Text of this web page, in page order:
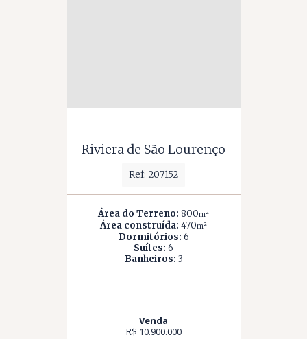
Riviera de São Lourenço
Ref: 207152
Área do Terreno: 800m²
Área construída: 470m²
Dormitórios: 6
Suítes: 6
Banheiros: 3
Venda
R$ 10.900.000